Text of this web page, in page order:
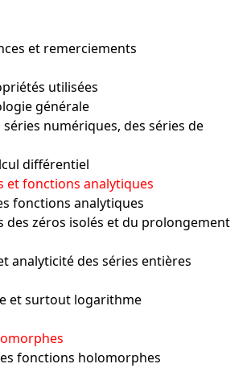
et remerciements
utilisées
générale
numériques, des séries de
différentiel
et fonctions analytiques
fonctions analytiques
des zéros isolés et du prolongement
analyticité des séries entières
et surtout logarithme
fonctions holomorphes